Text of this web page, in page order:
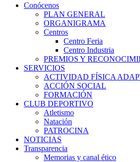
Conócenos
PLAN GENERAL
ORGANIGRAMA
Centros
Centro Feria
Centro Industria
PREMIOS Y
SERVICIOS
ACTIVIDAD FÍSICA
ACCIÓN SOCIAL
FORMACIÓN
CLUB DEPORTIVO
Atletismo
Natación
PATROCINA
NOTICIAS
Transparencia
Memorias y canal ético